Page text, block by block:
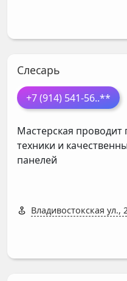
Слесарь
+7 (914) 541-56..**
Мастерская
техники и
панелей
Владивостокская ул.,